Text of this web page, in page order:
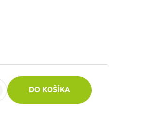
DO KOŠÍKA